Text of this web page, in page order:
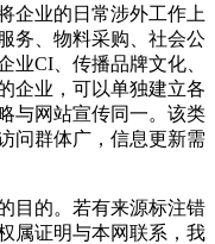
企业的日常涉外工作上
务、物料采购、社会公
业CI、传播品牌文化、
企业，可以单独建立各
与网站宣传同一。该类
问群体广，信息更新需
目的。若有来源标注错
属证明与本网联系，我